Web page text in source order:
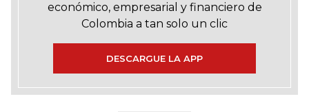
económico, empresarial y financiero de
Colombia a tan solo un clic
DESCARGUE LA APP